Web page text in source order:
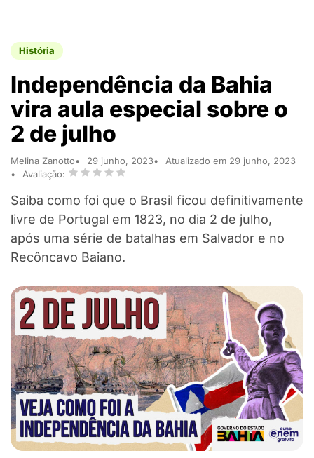
História
Independência da Bahia
vira aula especial sobre o
2 de julho
Melina Zanotto 29 junho, 2023
Atualizado em 29 junho, 2023
Avaliação:
Saiba como foi que o Brasil ficou definitivamente
livre de Portugal em 1823, no dia 2 de julho,
após uma série de batalhas em Salvador e no
Recôncavo Baiano.